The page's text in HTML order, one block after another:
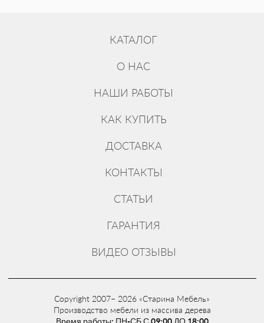
КАТАЛОГ
О НАС
НАШИ РАБОТЫ
КАК КУПИТЬ
ДОСТАВКА
КОНТАКТЫ
СТАТЬИ
ГАРАНТИЯ
ВИДЕО ОТЗЫВЫ
Copyright 2007– 2026 «Старина Мебель»
Производство мебели из массива дерева
Время работы: ПН-СБ С 09:00 ДО 18:00